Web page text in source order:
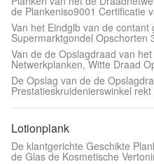
de Plankeniso9001 Certificatie
Van het Eindglb van de contant
Supermarktgondel Opschorten
Van de de Opslagdraad van
Netwerkplanken, Witte Draad
De Opslag van de de
Prestatieskruidenierswinkel
Lotionplank
De klantgerichte Geschikte
de Glas de Kosmetische